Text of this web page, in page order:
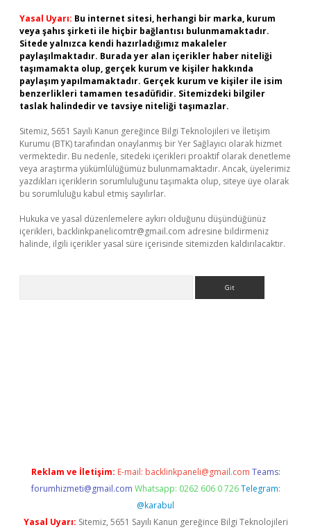
Yasal Uyarı: Bu internet sitesi, herhangi bir marka, kurum
veya şahıs şirketi ile hiçbir bağlantısı bulunmamaktadır.
Sitede yalnızca kendi hazırladığımız makaleler
paylaşılmaktadır. Burada yer alan içerikler haber niteliği
taşımamakta olup, gerçek kurum ve kişiler hakkında
paylaşım yapılmamaktadır. Gerçek kurum ve kişiler ile isim
benzerlikleri tamamen tesadüfidir. Sitemizdeki bilgiler
taslak halindedir ve tavsiye niteliği taşımazlar.
Sitemiz, 5651 Sayılı Kanun gereğince Bilgi Teknolojileri ve İletişim
Kurumu (BTK) tarafından onaylanmış bir Yer Sağlayıcı olarak hizmet
vermektedir. Bu nedenle, sitedeki içerikleri proaktif olarak denetleme
veya araştırma yükümlülüğümüz bulunmamaktadır. Ancak, üyelerimiz
yazdıkları içeriklerin sorumluluğunu taşımakta olup, siteye üye olarak
bu sorumluluğu kabul etmiş sayılırlar.
Hukuka ve yasal düzenlemelere aykırı olduğunu düşündüğünüz
içerikleri, backlinkpanelicomtr@gmail.com adresine bildirmeniz
halinde, ilgili içerikler yasal süre içerisinde sitemizden kaldırılacaktır.
Reklam ve İletişim: E-mail: backlinkpaneli@gmail.com Teams:
forumhizmeti@gmail.com Whatsapp: 0262 606 0 726 Telegram:
@karabul
Yasal Uyarı: Sitemiz, 5651 Sayılı Kanun gereğince Bilgi Teknolojileri